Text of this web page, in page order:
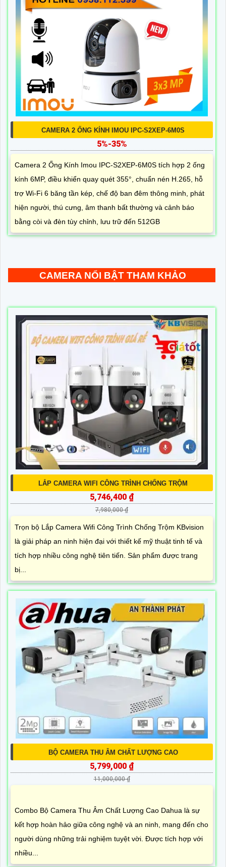
CAMERA 2 ỐNG KÍNH IMOU IPC-S2XEP-6M0S
5%-35%
Camera 2 Ống Kính Imou IPC-S2XEP-6M0S tích hợp 2 ống
kính 6MP, điều khiển quay quét 355°, chuẩn nén H.265, hỗ
trợ Wi-Fi 6 băng tần kép, chế độ ban đêm thông minh, phát
hiện người, thú cưng, âm thanh bất thường và cảnh báo
bằng còi và đèn tùy chỉnh, lưu trữ đến 512GB
CAMERA NỔI BẬT THAM KHẢO
LẮP CAMERA WIFI CÔNG TRÌNH CHỐNG TRỘM
5,746,400 ₫
7,980,000 ₫
Trọn bộ Lắp Camera Wifi Công Trình Chống Trộm KBvision
là giải pháp an ninh hiện đại với thiết kế mỹ thuật tinh tế và
tích hợp nhiều công nghệ tiên tiến. Sản phẩm được trang
bị...
BỘ CAMERA THU ÂM CHẤT LƯỢNG CAO
5,799,000 ₫
11,000,000 ₫
Combo Bộ Camera Thu Âm Chất Lượng Cao Dahua là sự
kết hợp hoàn hảo giữa công nghệ và an ninh, mang đến cho
người dùng những trải nghiệm tuyệt vời. Được tích hợp với
nhiều...